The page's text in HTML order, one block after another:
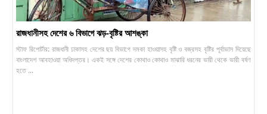
রাজধানীসহ দেশের ৬ বিভাগে ঝড়-বৃষ্টির আশঙ্কা
স্টাফ রিপোর্টার: রাজধানী ঢাকাসহ দেশের ছয় বিভাগে দমকা হাওয়াসহ বৃষ্টি ও বজ্রসহ বৃষ্টির পূর্বাভাস দিয়েছে
বাংলাদেশ আবহাওয়া অধিদপ্তর। একই সঙ্গে দেশের কোথাও কোথাও মাঝারি ধরনের ভারী থেকে ভারী বর্ষণ
হতে ...